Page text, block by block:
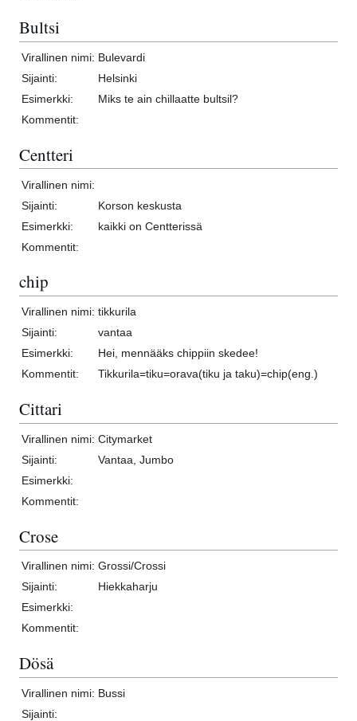
Bultsi
Virallinen nimi: Bulevardi
Sijainti:
Helsinki
Esimerkki:
Miks te ain chillaatte bultsil?
Kommentit:
Centteri
Virallinen nimi:
Sijainti:
Korson keskusta
Esimerkki:
kaikki on Centterissä
Kommentit:
chip
Virallinen nimi: tikkurila
Sijainti:
vantaa
Esimerkki:
Hei, mennääks chippiin skedee!
Kommentit:
Tikkurila=tiku=orava(tiku ja taku)=chip(eng.)
Cittari
Virallinen nimi: Citymarket
Sijainti:
Vantaa, Jumbo
Esimerkki:
Kommentit:
Crose
Virallinen nimi: Grossi/Crossi
Sijainti:
Hiekkaharju
Esimerkki:
Kommentit:
Dösä
Virallinen nimi: Bussi
Sijainti: